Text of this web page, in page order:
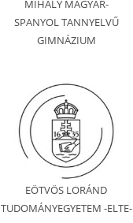
MIHÁLY MAGYAR-
SPANYOL TANNYELVŰ
GIMNÁZIUM
EÖTVÖS LORÁND
TUDOMÁNYEGYETEM -ELTE-